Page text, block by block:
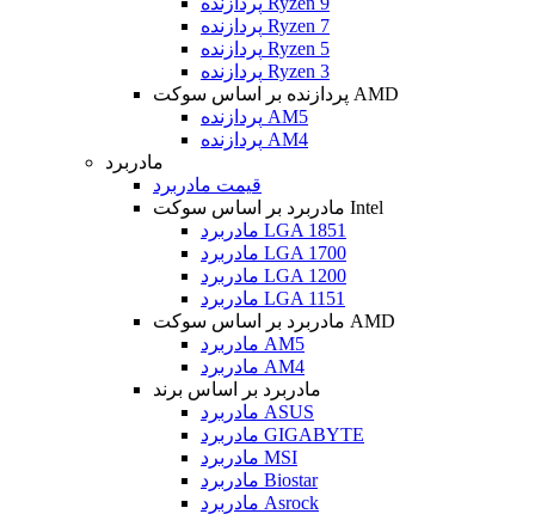
پردازنده Ryzen 7
پردازنده Ryzen 5
پردازنده Ryzen 3
پردازنده بر اساس سوکت AMD
پردازنده AM5
پردازنده AM4
مادربرد
قیمت مادربرد
مادربرد بر اساس سوکت Intel
مادربرد LGA 1851
مادربرد LGA 1700
مادربرد LGA 1200
مادربرد LGA 1151
مادربرد بر اساس سوکت AMD
مادربرد AM5
مادربرد AM4
مادربرد بر اساس برند
مادربرد ASUS
مادربرد GIGABYTE
مادربرد MSI
مادربرد Biostar
مادربرد Asrock